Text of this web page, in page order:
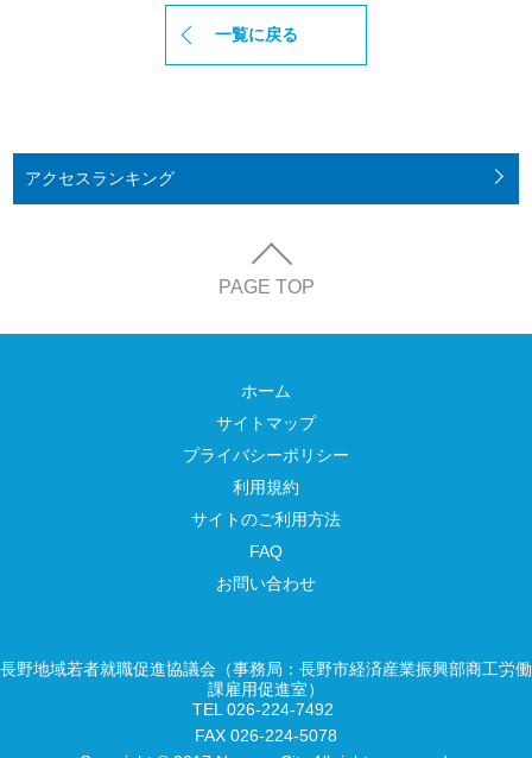
一覧に戻る
アクセスランキング
PAGE TOP
ホーム
サイトマップ
プライバシーポリシー
利用規約
サイトのご利用方法
FAQ
お問い合わせ
長野地域若者就職促進協議会（事務局：長野市経済産業振興部商工労働
課雇用促進室）
TEL 026-224-7492
FAX 026-224-5078